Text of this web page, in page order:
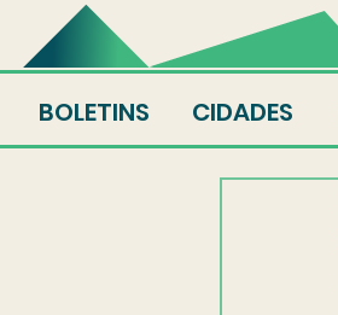
CIDADES
BOLETINS